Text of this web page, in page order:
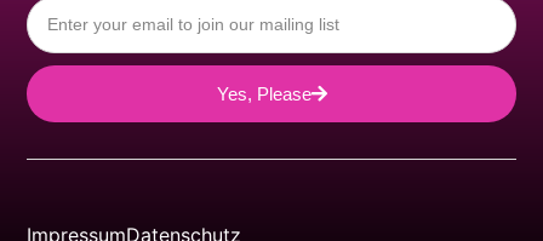
Yes, Please
ImpressumDatenschutz